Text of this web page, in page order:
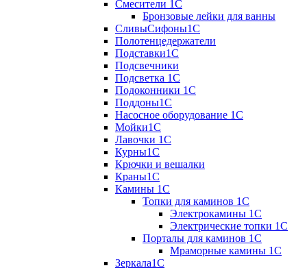
Смесители 1С
Бронзовые лейки для ванны
СливыСифоны1С
Полотенцедержатели
Подставки1С
Подсвечники
Подсветка 1С
Подоконники 1С
Поддоны1С
Насосное оборудование 1С
Мойки1С
Лавочки 1С
Курны1С
Крючки и вешалки
Краны1С
Камины 1C
Топки для каминов 1C
Электрокамины 1С
Электрические топки 1C
Порталы для каминов 1С
Мраморные камины 1C
Зеркала1С